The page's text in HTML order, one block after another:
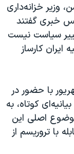
وزیر خزانه‌داری
خبری گفتند
سیاست نیست
ایران کارساز
و منوشن روز سه‌شنبه ۱۹ شهریور با حضور در
کوتاه،‌ به
اصلی این
با تروریسم از